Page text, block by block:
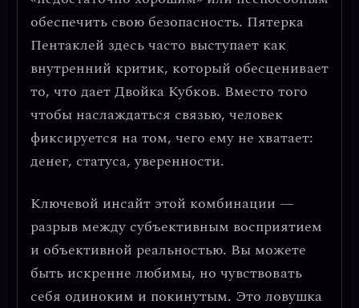
обеспечить свою безопасность. Пятерка
Пентаклей здесь часто выступает как
внутренний критик, который обесценивает
то, что дает Двойка Кубков. Вместо того
чтобы наслаждаться связью, человек
фиксируется на том, чего ему не хватает:
денег, статуса, уверенности.
Ключевой инсайт этой комбинации —
разрыв между субъективным восприятием
и объективной реальностью. Вы можете
быть искренне любимы, но чувствовать
себя одиноким и покинутым. Это ловушка